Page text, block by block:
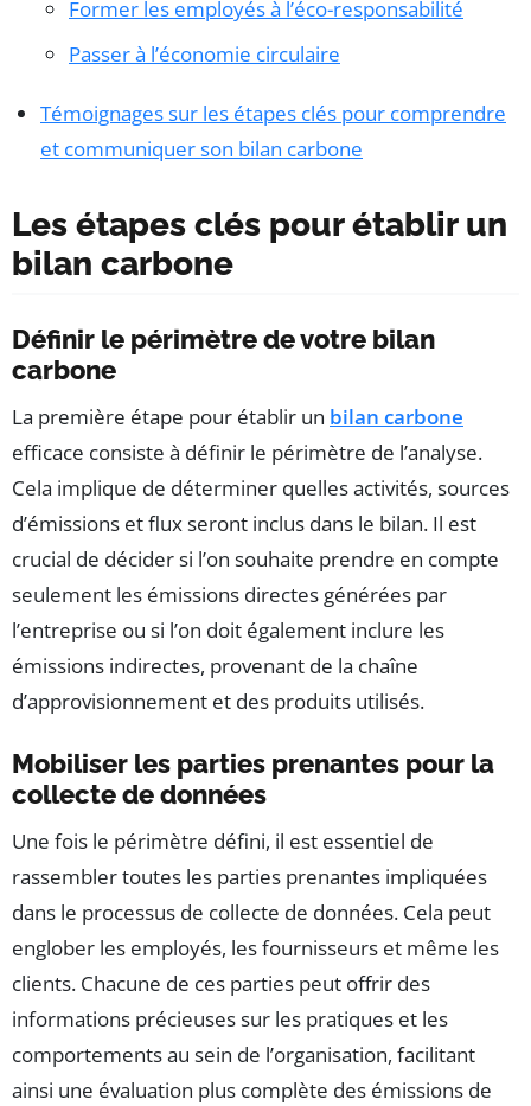
Former les employés à l’éco-responsabilité
Passer à l’économie circulaire
Témoignages sur les étapes clés pour comprendre
et communiquer son bilan carbone
Les étapes clés pour établir un
bilan carbone
Définir le périmètre de votre bilan
carbone
La première étape pour établir un bilan carbone
efficace consiste à définir le périmètre de l’analyse.
Cela implique de déterminer quelles activités, sources
d’émissions et flux seront inclus dans le bilan. Il est
crucial de décider si l’on souhaite prendre en compte
seulement les émissions directes générées par
l’entreprise ou si l’on doit également inclure les
émissions indirectes, provenant de la chaîne
d’approvisionnement et des produits utilisés.
Mobiliser les parties prenantes pour la
collecte de données
Une fois le périmètre défini, il est essentiel de
rassembler toutes les parties prenantes impliquées
dans le processus de collecte de données. Cela peut
englober les employés, les fournisseurs et même les
clients. Chacune de ces parties peut offrir des
informations précieuses sur les pratiques et les
comportements au sein de l’organisation, facilitant
ainsi une évaluation plus complète des émissions de